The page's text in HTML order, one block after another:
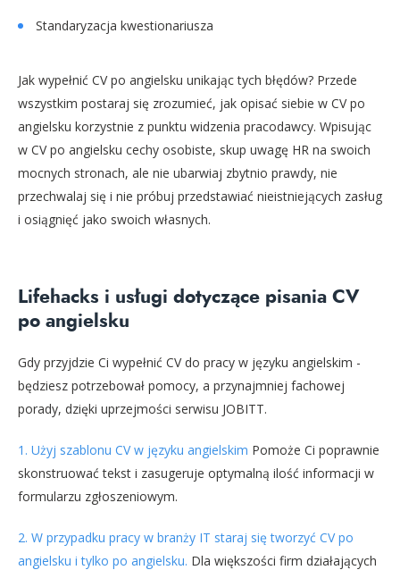
Standaryzacja kwestionariusza
Jak wypełnić CV po angielsku unikając tych błędów? Przede
wszystkim postaraj się zrozumieć, jak opisać siebie w CV po
angielsku korzystnie z punktu widzenia pracodawcy. Wpisując
w CV po angielsku cechy osobiste, skup uwagę HR na swoich
mocnych stronach, ale nie ubarwiaj zbytnio prawdy, nie
przechwalaj się i nie próbuj przedstawiać nieistniejących zasług
i osiągnięć jako swoich własnych.
Lifehacks i usługi dotyczące pisania CV
po angielsku
Gdy przyjdzie Ci wypełnić CV do pracy w języku angielskim -
będziesz potrzebował pomocy, a przynajmniej fachowej
porady, dzięki uprzejmości serwisu JOBITT.
1. Użyj szablonu CV w języku angielskim Pomoże Ci poprawnie
skonstruować tekst i zasugeruje optymalną ilość informacji w
formularzu zgłoszeniowym.
2. W przypadku pracy w branży IT staraj się tworzyć CV po
angielsku i tylko po angielsku. Dla większości firm działających